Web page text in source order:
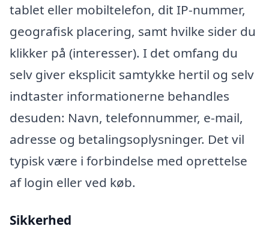
tablet eller mobiltelefon, dit IP-nummer,
geografisk placering, samt hvilke sider du
klikker på (interesser). I det omfang du
selv giver eksplicit samtykke hertil og selv
indtaster informationerne behandles
desuden: Navn, telefonnummer, e-mail,
adresse og betalingsoplysninger. Det vil
typisk være i forbindelse med oprettelse
af login eller ved køb.
Sikkerhed